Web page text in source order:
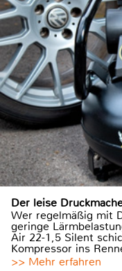
Der leise
Wer regelmäßig mit
geringe
Air 22-1,5 Silent
Kompressor ins
>> Mehr erfahren